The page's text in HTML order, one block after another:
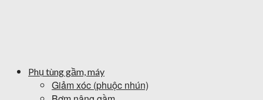
Phụ tùng gầm, máy
Giảm xóc (phuộc nhún)